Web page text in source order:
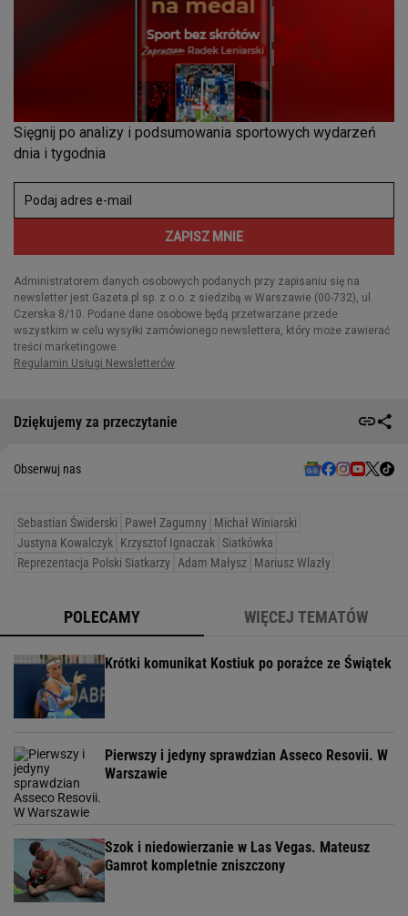
Dziękujemy za przeczytanie
Obserwuj nas
Sebastian Świderski Paweł Zagumny Michał Winiarski
Justyna Kowalczyk Krzysztof Ignaczak Siatkówka
Reprezentacja Polski Siatkarzy Adam Małysz Mariusz Wlazły
POLECAMY WIĘCEJ TEMATÓW
Krótki komunikat Kostiuk po porażce ze Świątek
Pierwszy i jedyny sprawdzian Asseco Resovii. W
Warszawie
Szok i niedowierzanie w Las Vegas. Mateusz
Gamrot kompletnie zniszczony